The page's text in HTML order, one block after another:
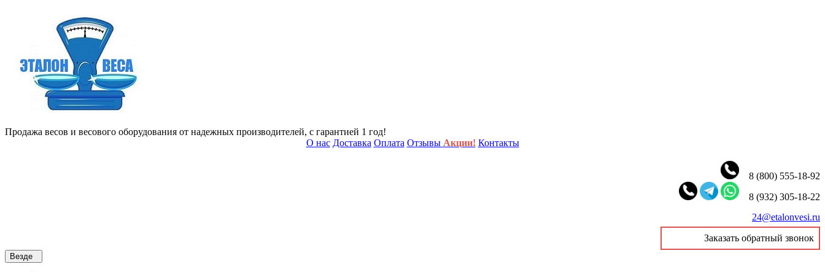
Продажа весов и весового оборудования от надежных производителей, с гарантией 1 год!
О нас Доставка Оплата Отзывы Акции! Контакты
8 (800) 555-18-92
8 (932) 305-18-22
24@etalonvesi.ru
Заказать обратный звонок
Везде